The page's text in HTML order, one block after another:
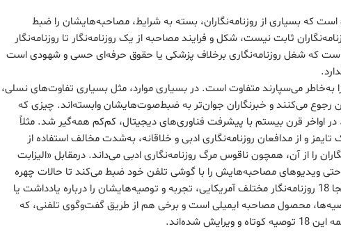
که بسیاری از روزنامه‌نگاران، بسته به شرایط، مصاحبه‌هایشان را ضبط
ثابت نیست، شکل و فرایند مصاحبه از یک روزنامه‌نگار تا روزنامه‌نگار
است که شغل روزنامه‌نگاری برخلاف پزشکی یا حقوق حرفه‌ای حسی و شهودی است
به‌خاطر می‌سپارند متفاوت است. در بسیاری موارد، مثل بسیاری تفاوت‌های نسلی،
رجوع می‌‌کنند و خبرنگاران جوان‌تر به ضبط‌صوت‌هایشان وابسته‌اند. چیزی که
در اواخر قرن بیستم با پیشرفت فناوری‌های دیجیتال، کم‌کم همه‌گیر شد. مثلاً
و از مدافعان روزنامه‌نگاری ادبی و خلاقانه، به‌شدت مخالف استفاده از
را از آن، همچون ناقوس مرگ روزنامه‌نگاری ادبی می‌داند. درمقابل «الیزابت
حتی ویدیوهای مصاحبه‌هایش را با گوشی تلفن خود ضبط می‌کند تا حالات چهره
مصاحبه‌شوندگان را هم داشته باشد. در اینجا 18 روزنامه‌نگار مختلف آمریکایی، تجربه و توصیه‌هایشان را درباره یادداشت یا
محصول مصاحبه ایمیلی است و برخی هم از طریق گفت‌وگوی تلفنی، که
شده‌اند.